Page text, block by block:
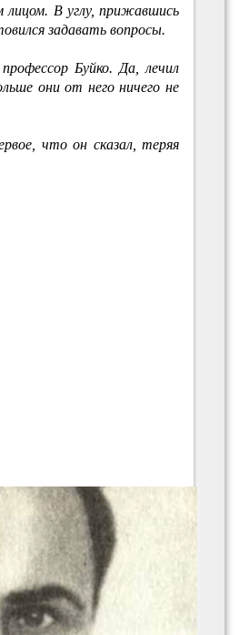
лицом. В углу, прижавшись
задавать вопросы.
Буйко. Да, лечил
они от него ничего не
что он сказал, теряя